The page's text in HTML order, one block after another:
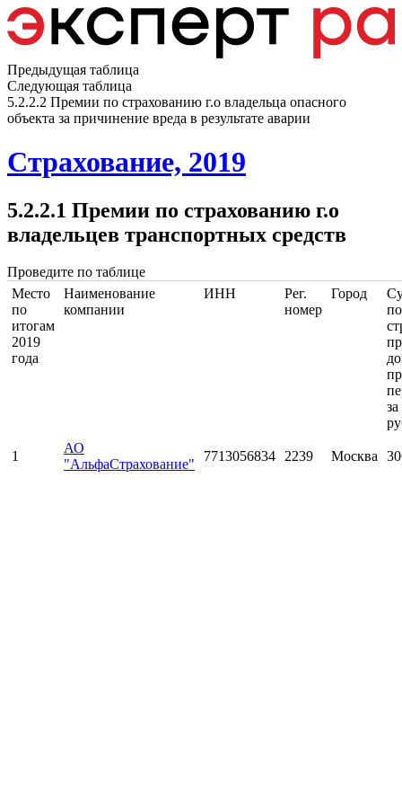
Предыдущая таблица
Следующая таблица
5.2.2.2 Премии по страхованию г.о владельца опасного
объекта за причинение вреда в результате аварии
Страхование, 2019
5.2.2.1 Премии по страхованию г.о
владельцев транспортных средств
Проведите по таблице
Место
по
итогам
2019
года
Наименование
компании
ИНН
Рег.
номер
Город
1
АО
"АльфаСтрахование"
7713056834 2239 Москва